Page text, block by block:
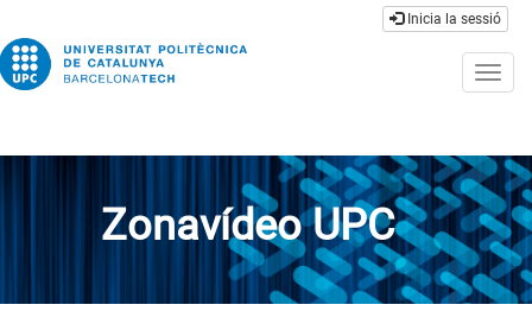
Inicia la sessió
Zonavídeo UPC